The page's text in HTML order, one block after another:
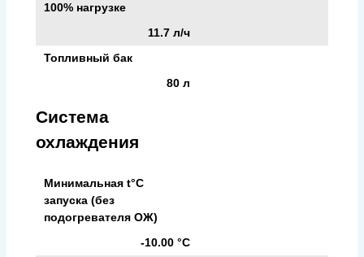
100% нагрузке
11.7 л/ч
Топливный бак
80 л
Система
охлаждения
Минимальная t°С
запуска (без
подогревателя ОЖ)
-10.00 °С